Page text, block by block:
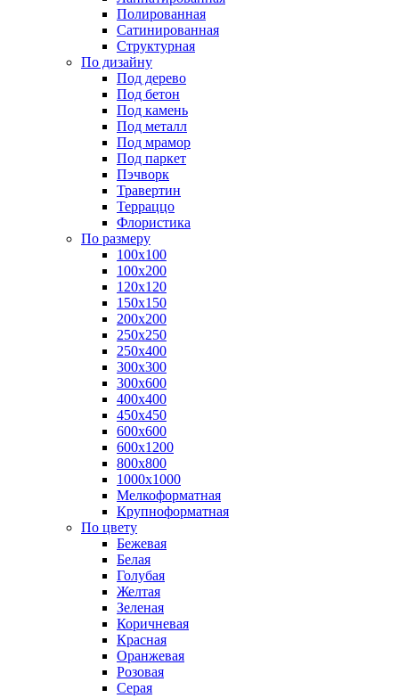
Полированная
Сатинированная
Структурная
По дизайну
Под дерево
Под бетон
Под камень
Под металл
Под мрамор
Под паркет
Пэчворк
Травертин
Терраццо
Флористика
По размеру
100х100
100х200
120х120
150х150
200х200
250х250
250х400
300х300
300х600
400х400
450х450
600х600
600х1200
800х800
1000х1000
Мелкоформатная
Крупноформатная
По цвету
Бежевая
Белая
Голубая
Желтая
Зеленая
Коричневая
Красная
Оранжевая
Розовая
Серая